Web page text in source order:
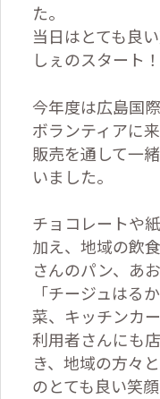
た。
当日はとても良
しぇのスタート！
今年度は広島国
ボランティアに
販売を通して一
いました。
チョコレートや
加え、地域の飲
さんのパン、あ
「チージュはる
菜、キッチンカ
利用者さんにも
き、地域の方々
のとても良い笑